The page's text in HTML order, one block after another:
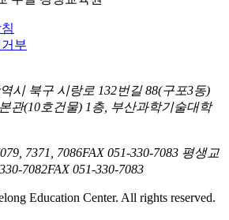
부
시 북구 시랑로 132번길 88(구포3동)
관(10호건물) 1층, 부산과학기술대학
7371, 7086FAX051-330-7083 평생교
7082FAX051-330-7083
Education Center. All rights reserved.